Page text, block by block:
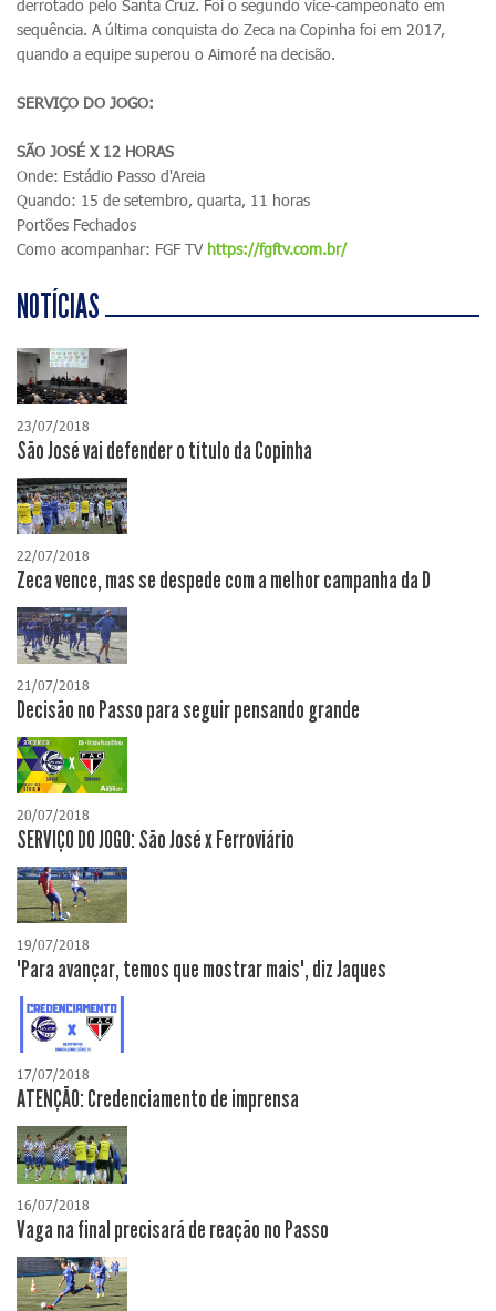
derrotado pelo Santa Cruz. Foi o segundo vice-campeonato em
sequência. A última conquista do Zeca na Copinha foi em 2017,
quando a equipe superou o Aimoré na decisão.
SERVIÇO DO JOGO:
SÃO JOSÉ X 12 HORAS
Onde: Estádio Passo d'Areia
Quando: 15 de setembro, quarta, 11 horas
Portões Fechados
Como acompanhar: FGF TV https://fgftv.com.br/
NOTÍCIAS
23/07/2018
São José vai defender o título da Copinha
22/07/2018
Zeca vence, mas se despede com a melhor campanha da D
21/07/2018
Decisão no Passo para seguir pensando grande
20/07/2018
SERVIÇO DO JOGO: São José x Ferroviário
19/07/2018
"Para avançar, temos que mostrar mais", diz Jaques
17/07/2018
ATENÇÃO: Credenciamento de imprensa
16/07/2018
Vaga na final precisará de reação no Passo